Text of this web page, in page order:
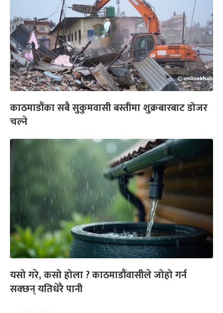
काठमाडौंका सबै सुकुमवासी बस्तीमा शुक्रबारबाट डोजर
चल्ने
यसो गरे, कसो होला ? काठमाडौंवासीले जोहो गर्न
सक्छन् यतिधेरै पानी